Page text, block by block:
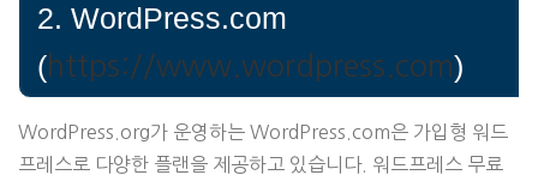
2. WordPress.com
(https://www.wordpress.com)
WordPress.org가 운영하는 WordPress.com은 가입형 워드
프레스로 다양한 플랜을 제공하고 있습니다. 워드프레스 무료